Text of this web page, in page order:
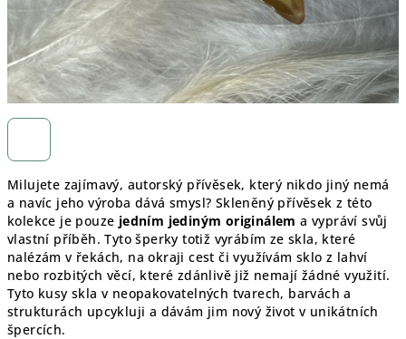
Milujete zajímavý, autorský přívěsek, který nikdo jiný nemá
a navíc jeho výroba dává smysl? Skleněný přívěsek z této
kolekce je pouze jedním jediným originálem a vypráví svůj
vlastní příběh. Tyto šperky totiž vyrábím ze skla, které
nalézám v řekách, na okraji cest či využívám sklo z lahví
nebo rozbitých věcí, které zdánlivě již nemají žádné využití.
Tyto kusy skla v neopakovatelných tvarech, barvách a
strukturách upcykluji a dávám jim nový život v unikátních
špercích.